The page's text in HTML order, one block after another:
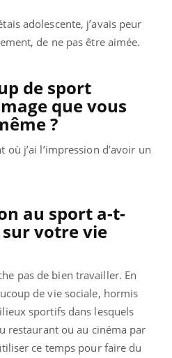
adolescente, j’avais peur
de ne pas être aimée.
de sport
que vous
?
où j’ai l’impression d’avoir un
au sport a-t-
votre vie
pas de bien travailler. En
de vie sociale, hormis
sportifs dans lesquels
restaurant ou au cinéma par
ce temps pour faire du